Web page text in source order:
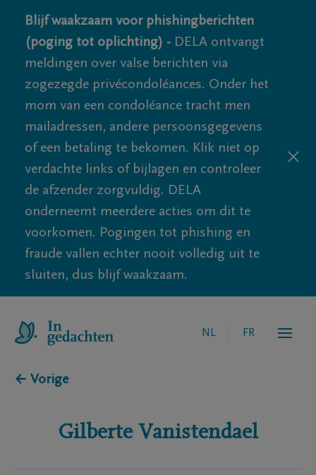
Blijf waakzaam voor phishingberichten
(poging tot oplichting) - DELA ontvangt
meldingen over valse berichten via
zogezegde privécondoléances. Onder het
mom van een condoléance tracht men
mailadressen, andere persoonsgegevens
of een betaling te bekomen. Klik niet op
verdachte links of bijlagen en controleer
de afzender zorgvuldig. DELA
onderneemt meerdere acties om dit te
voorkomen. Pogingen tot phishing en
fraude vallen echter nooit volledig uit te
sluiten, dus blijf waakzaam.
NL FR
← Vorige
Gilberte Vanistendael